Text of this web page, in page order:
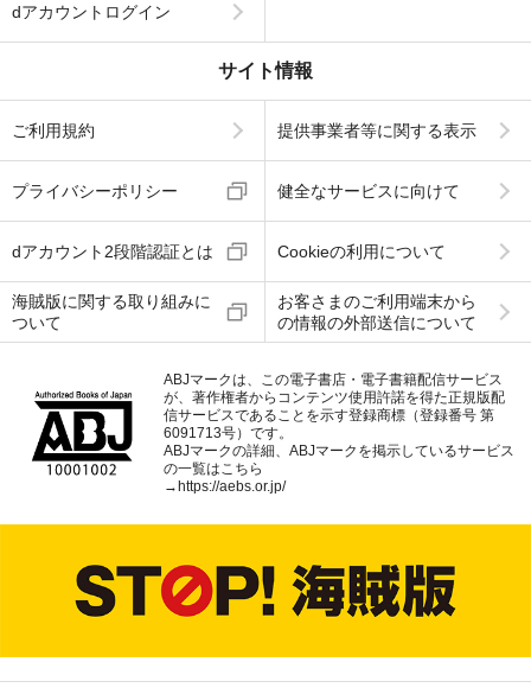
dアカウントログイン
サイト情報
ご利用規約 提供事業者等に関する表示
プライバシーポリシー 健全なサービスに向けて
dアカウント2段階認証とは Cookieの利用について
海賊版に関する取り組みに
ついて
お客さまのご利用端末から
の情報の外部送信について
ABJマークは、この電子書店・電子書籍配信サービス
が、著作権者からコンテンツ使用許諾を得た正規版配
信サービスであることを示す登録商標（登録番号 第
6091713号）です。
ABJマークの詳細、ABJマークを掲示しているサービス
の一覧はこちら
→https://aebs.or.jp/